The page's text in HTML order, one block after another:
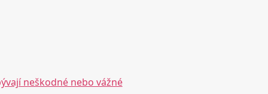
neškodné nebo vážné